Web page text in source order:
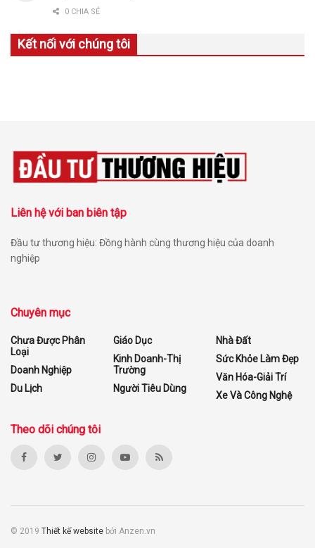
0 CHIA SẺ
Kết nối với chúng tôi
Liên hệ với ban biên tập
Đầu tư thương hiệu: Đồng hành cùng thương hiệu của doanh
nghiệp
Chuyên mục
Chưa Được Phân
Loại
Doanh Nghiệp
Du Lịch
Giáo Dục
Kinh Doanh-Thị
Trường
Người Tiêu Dùng
Nhà Đất
Sức Khỏe Làm Đẹp
Văn Hóa-Giải Trí
Xe Và Công Nghệ
Theo dõi chúng tôi
© 2019 Thiết kế website bởi Anzen.vn